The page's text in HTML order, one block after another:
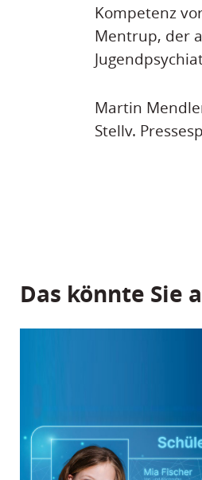
Kompetenz
Mentrup, der
Martin
Stellv.
Das könnte Sie